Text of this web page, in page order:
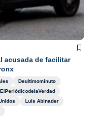
acusada de facilitar
Deultimominuto
ElPeriódicodelaVerdad
Luis Abinader